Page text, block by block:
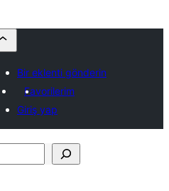
Bir eklenti gönderin
Favorilerim
Giriş yap